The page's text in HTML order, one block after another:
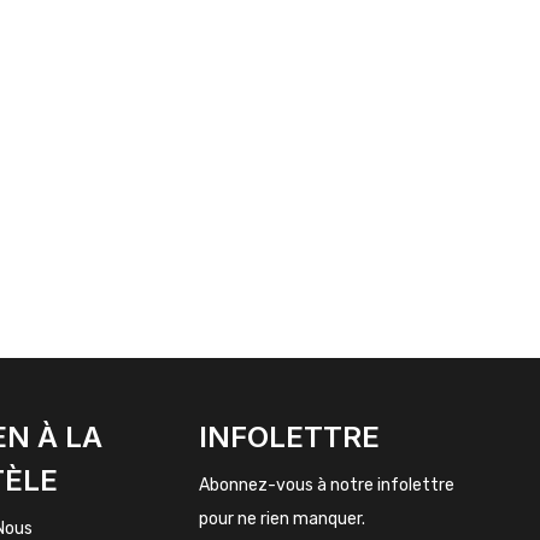
À LA
INFOLETTRE
Abonnez-vous à notre infolettre
pour ne rien manquer.